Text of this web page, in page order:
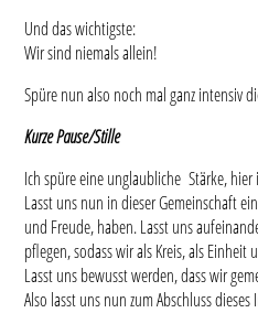
Und das wichtigste:
Wir sind niemals allein!
Spüre nun also noch mal ganz intensiv
Kurze Pause/Stille
Ich spüre eine unglaubliche Stärke,
Lasst uns nun in dieser Gemeinschaft
und Freude, haben. Lasst uns
pflegen, sodass wir als Kreis, als
Lasst uns bewusst werden, dass wir
Also lasst uns nun zum Abschluss